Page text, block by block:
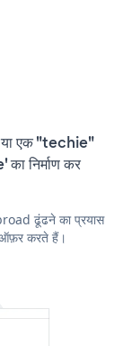
एक "techie"
निर्माण कर
ढूंढने का प्रयास
करते हैं।